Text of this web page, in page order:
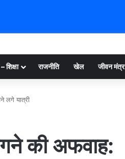
शिक्षा राजनीति खेल जीवन मंत्र
लगे यात्री
की अफवाह: